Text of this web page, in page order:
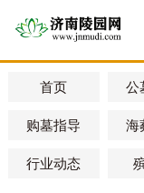
首页 公
购墓指导 海
行业动态